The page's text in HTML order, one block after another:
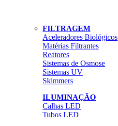
FILTRAGEM
Aceleradores Biológicos
Matérias Filtrantes
Reatores
Sistemas de Osmose
Sistemas UV
Skimmers
ILUMINAÇÃO
Calhas LED
Tubos LED